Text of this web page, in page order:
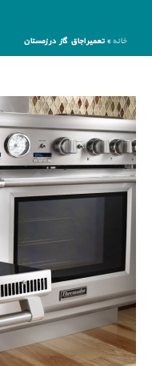
خانه » تعمیر اجاق گاز در زمستان